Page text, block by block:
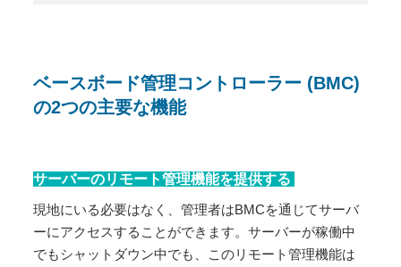
ベースボード管理コントローラー (BMC)
の2つの主要な機能
サーバーのリモート管理機能を提供する
現地にいる必要はなく、管理者はBMCを通じてサーバ
ーにアクセスすることができます。サーバーが稼働中
でもシャットダウン中でも、このリモート管理機能は